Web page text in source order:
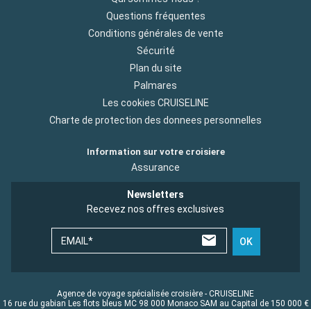
Questions fréquentes
Conditions générales de vente
Sécurité
Plan du site
Palmares
Les cookies CRUISELINE
Charte de protection des donnees personnelles
Information sur votre croisiere
Assurance
Newsletters
Recevez nos offres exclusives
EMAIL* OK
Agence de voyage spécialisée croisière - CRUISELINE
16 rue du gabian Les flots bleus MC 98 000 Monaco SAM au Capital de 150 000 €